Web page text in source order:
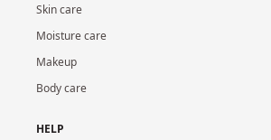
Skin care
Moisture care
Makeup
Body care
HELP